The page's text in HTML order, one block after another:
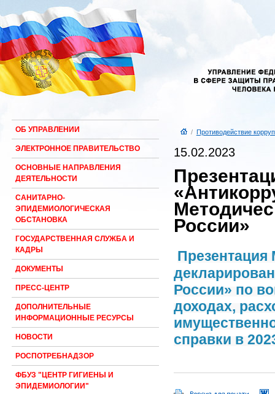
ОБ УПРАВЛЕНИИ
ЭЛЕКТРОННОЕ ПРАВИТЕЛЬСТВО
ОСНОВНЫЕ НАПРАВЛЕНИЯ
ДЕЯТЕЛЬНОСТИ
САНИТАРНО-
ЭПИДЕМИОЛОГИЧЕСКАЯ
ОБСТАНОВКА
ГОСУДАРСТВЕННАЯ СЛУЖБА И
КАДРЫ
ДОКУМЕНТЫ
ПРЕСС-ЦЕНТР
ДОПОЛНИТЕЛЬНЫЕ
ИНФОРМАЦИОННЫЕ РЕСУРСЫ
НОВОСТИ
РОСПОТРЕБНАДЗОР
ФБУЗ "ЦЕНТР ГИГИЕНЫ И
ЭПИДЕМИОЛОГИИ"
/ Противодействие
15.02.2023
России»
Презентация
России» по
доходах,
справки в